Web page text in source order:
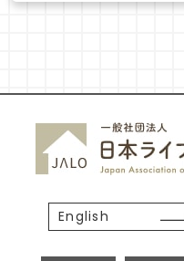
English